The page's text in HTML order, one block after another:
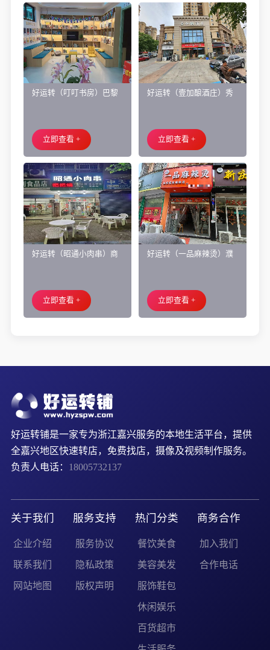
好运转（叮叮书房）巴黎
培训班带生源转让
立即查看 +
好运转（壹加酿酒庄）秀
庄、空店铺转让
立即查看 +
好运转（昭通小肉串）商
外摆、 房租2.2万/年
立即查看 +
好运转（一品麻辣烫）濮
小吃店转让
立即查看 +
好运转铺是一家专为浙江嘉兴服务的本地生活平台，提供
全嘉兴地区快速转店，免费找店，摄像及视频制作服务。
负责人电话： 18005732137
关于我们
企业介绍
联系我们
网站地图
服务支持
服务协议
隐私政策
版权声明
热门分类
餐饮美食
美容美发
服饰鞋包
休闲娱乐
百货超市
商务合作
加入我们
合作电话